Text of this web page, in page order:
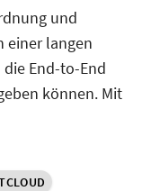
und
einer langen
End-to-End
können. Mit